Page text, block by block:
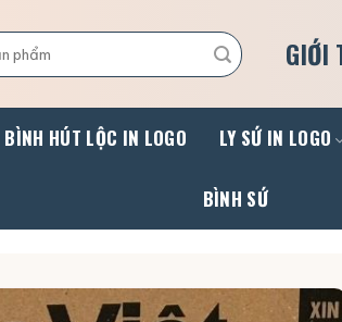
GIỚI
BÌNH HÚT LỘC IN LOGO LY SỨ IN LOGO
BÌNH SỨ